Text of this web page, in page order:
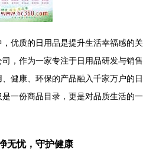
优质的日用品是提升生活幸福感的关
，作为一家专注于日用品研发与销售
健康、环保的产品融入千家万户的日
一份商品目录，更是对品质生活的一
无忧，守护健康